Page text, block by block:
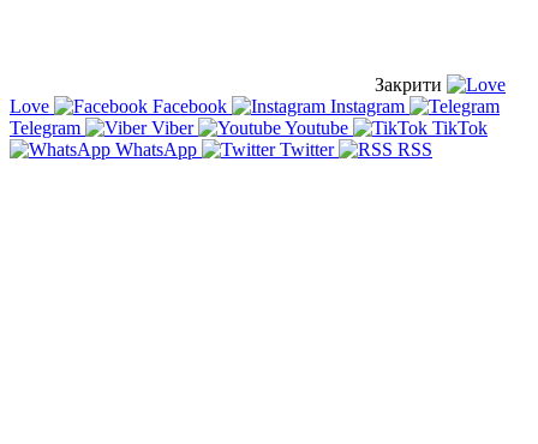
Закрити
Love
Facebook
Instagram
Telegram
Viber Youtube
TikTok
WhatsApp
Twitter RSS